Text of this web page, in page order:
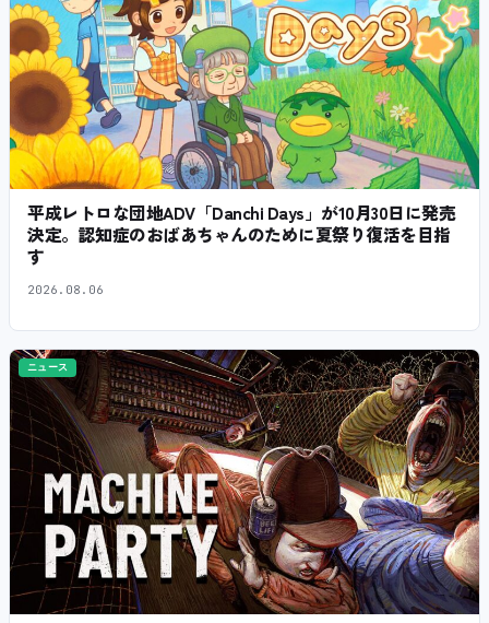
平成レトロな団地ADV「Danchi Days」が10月30日に発売
決定。認知症のおばあちゃんのために夏祭り復活を目指
す
2026.08.06
ニュース